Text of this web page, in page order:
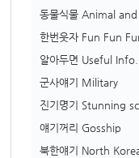
동물식물 Animal
한번웃자 Fun Fun
알아두면 Useful Info.
군사얘기 Military
진기명기 Stunning
얘기꺼리 Gosship
북한얘기 North